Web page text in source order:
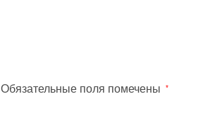
Обязательные поля помечены *